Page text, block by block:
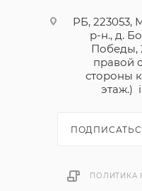
РБ, 223053,
р-н., д.
Победы,
правой
стороны
этаж.)
ПОЛИТИКА